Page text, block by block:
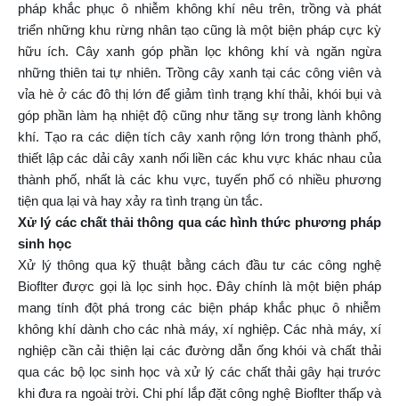
pháp khắc phục ô nhiễm không khí nêu trên, trồng và phát
triển những khu rừng nhân tạo cũng là một biện pháp cực kỳ
hữu ích. Cây xanh góp phần lọc không khí và ngăn ngừa
những thiên tai tự nhiên. Trồng cây xanh tại các công viên và
vỉa hè ở các đô thị lớn để giảm tình trạng khí thải, khói bụi và
góp phần làm hạ nhiệt độ cũng như tăng sự trong lành không
khí. Tạo ra các diện tích cây xanh rộng lớn trong thành phố,
thiết lập các dải cây xanh nối liền các khu vực khác nhau của
thành phố, nhất là các khu vực, tuyến phố có nhiều phương
tiện qua lại và hay xảy ra tình trạng ùn tắc.
Xử lý các chất thải thông qua các hình thức phương pháp
sinh học
Xử lý thông qua kỹ thuật bằng cách đầu tư các công nghệ
Bioflter được gọi là lọc sinh học. Đây chính là một biện pháp
mang tính đột phá trong các biện pháp khắc phục ô nhiễm
không khí dành cho các nhà máy, xí nghiệp. Các nhà máy, xí
nghiệp cần cải thiện lại các đường dẫn ống khói và chất thải
qua các bộ lọc sinh học và xử lý các chất thải gây hại trước
khi đưa ra ngoài trời. Chi phí lắp đặt công nghệ Bioflter thấp và